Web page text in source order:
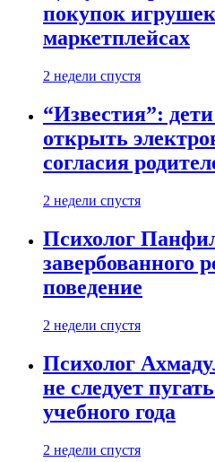
покупок
маркетплейсах
2 недели спустя
“Известия”:
открыть
согласия
2 недели спустя
Психолог
завербованного
поведение
2 недели спустя
Психолог
не следует
учебного года
2 недели спустя